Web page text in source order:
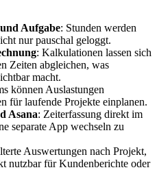
Aufgabe: Stunden werden
nur pauschal geloggt.
: Kalkulationen lassen sich
Zeiten abgleichen, was
macht.
können Auslastungen
für laufende Projekte einplanen.
Asana: Zeiterfassung direkt im
separate App wechseln zu
Auswertungen nach Projekt,
nutzbar für Kundenberichte oder